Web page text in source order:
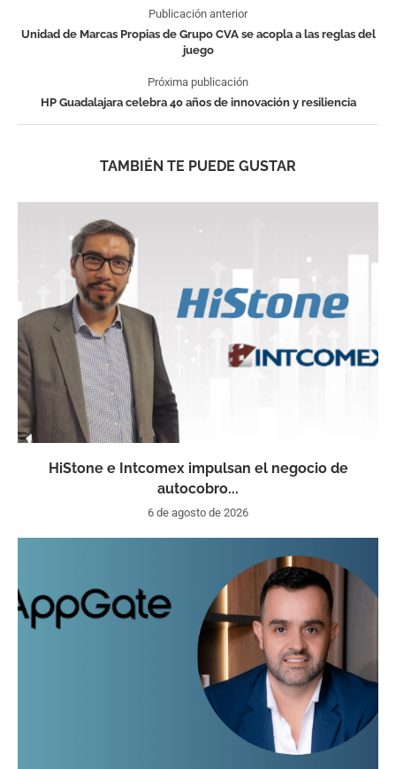
Publicación anterior
Unidad de Marcas Propias de Grupo CVA se acopla a las reglas del
juego
Próxima publicación
HP Guadalajara celebra 40 años de innovación y resiliencia
TAMBIÉN TE PUEDE GUSTAR
HiStone e Intcomex impulsan el negocio de
autocobro...
6 de agosto de 2026